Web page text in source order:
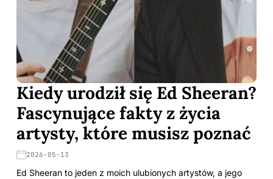
Kiedy urodził się Ed Sheeran?
Fascynujące fakty z życia
artysty, które musisz poznać
2026-05-13
Ed Sheeran to jeden z moich ulubionych artystów, a jego